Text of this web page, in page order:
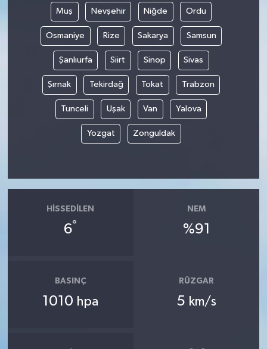
Muş Nevşehir Niğde Ordu
Osmaniye Rize Sakarya Samsun
Şanlıurfa Siirt Sinop Sivas
Şırnak Tekirdağ Tokat Trabzon
Tunceli Uşak Van Yalova
Yozgat Zonguldak
HISSEDILEN
6°
NEM
%91
BASINÇ
1010 hpa
RÜZGAR
5 km/s